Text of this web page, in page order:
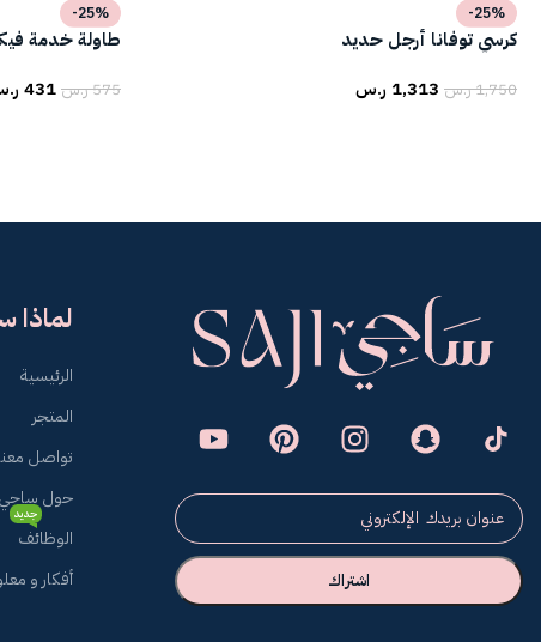
-25%
كرسي توفانا أرجل حديد
1,750ر.س 1,313 ر.س
-25%
طاولة خدمة
575ر.س431
لماذا
الرئيسية
المتجر
تواصل
حول ساجي
الوظائف
جديد
أفكار و